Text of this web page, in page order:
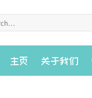
主页 关于我们